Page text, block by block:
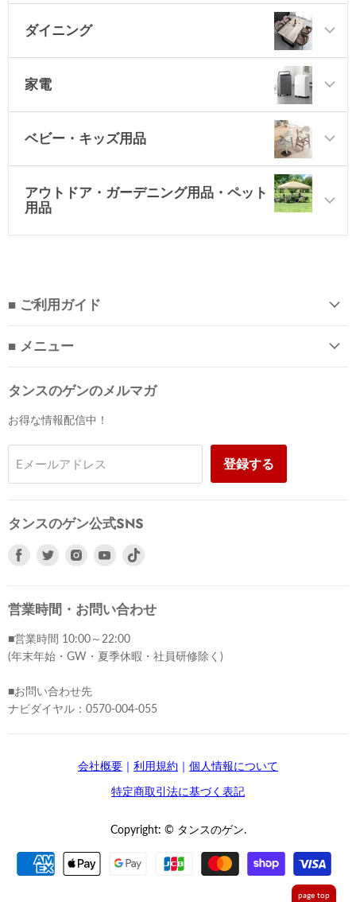
page top
ダイニング
家電
ベビー・キッズ用品
アウトドア・ガーデニング用品・ペット
用品
■ ご利用ガイド
■ メニュー
タンスのゲンのメルマガ
お得な情報配信中！
Eメールアドレス 登録する
タンスのゲン公式SNS
Facebook
つ
て
く
さ
い
Twitter
つ
て
く
さ
い
Instagram
つ
て
く
さ
い
Youtube
つ
て
く
い
営業時間・お問い合わせ
■営業時間 10:00～22:00
(年末年始・GW・夏季休暇・社員研修除く)
■お問い合わせ先
ナビダイヤル：0570-004-055
会社概要 ｜ 利用規約 ｜ 個人情報について
特定商取引法に基づく表記
Copyright: © タンスのゲン.